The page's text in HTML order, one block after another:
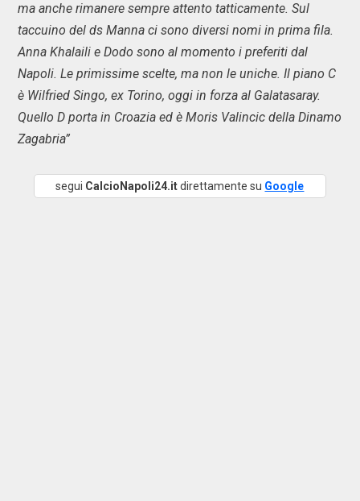
ma anche rimanere sempre attento tatticamente. Sul
taccuino del ds Manna ci sono diversi nomi in prima fila.
Anna Khalaili e Dodo sono al momento i preferiti dal
Napoli. Le primissime scelte, ma non le uniche. Il piano C
è Wilfried Singo, ex Torino, oggi in forza al Galatasaray.
Quello D porta in Croazia ed è Moris Valincic della Dinamo
Zagabria”
segui CalcioNapoli24.itdirettamente su Google